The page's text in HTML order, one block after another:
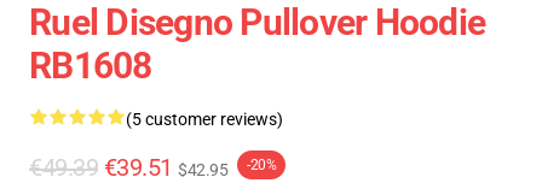
Ruel Disegno Pullover Hoodie
RB1608
(5 customer reviews)
€49.39 €39.51 $42.95 -20%